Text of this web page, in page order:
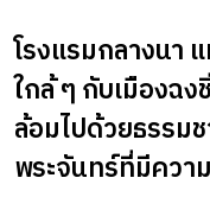
โรงแรมกลางนา
ใกล้ ๆ กับเมืองฉ
ล้อมไปด้วยธรรม
พระจันทร์ที่มีควา